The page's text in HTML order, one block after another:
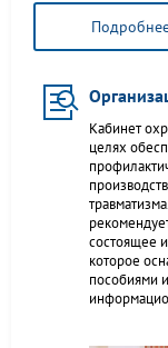
Кабинет
целях
состоящее
которое
пособиями